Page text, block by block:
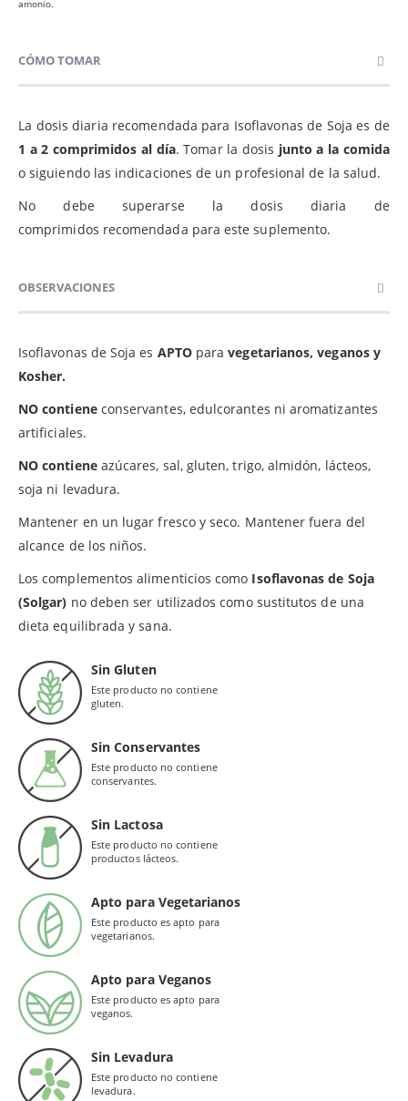
amonio.
CÓMO TOMAR
La dosis diaria recomendada para Isoflavonas de Soja es de
1 a 2 comprimidos al día. Tomar la dosis junto a la comida
o siguiendo las indicaciones de un profesional de la salud.
No debe superarse la dosis diaria de
comprimidos recomendada para este suplemento.
OBSERVACIONES
Isoflavonas de Soja es APTO paravegetarianos, veganos y
Kosher.
NO contieneconservantes, edulcorantes ni aromatizantes
artificiales.
NO contieneazúcares, sal, gluten, trigo, almidón, lácteos,
soja ni levadura.
Mantener en un lugar fresco y seco. Mantener fuera del
alcance de los niños.
Los complementos alimenticios como Isoflavonas de Soja
(Solgar) no deben ser utilizados como sustitutos de una
dieta equilibrada y sana.
Sin Gluten
Este producto no contiene
gluten.
Sin Conservantes
Este producto no contiene
conservantes.
Sin Lactosa
Este producto no contiene
productos lácteos.
Apto para Vegetarianos
Este producto es apto para
vegetarianos.
Apto para Veganos
Este producto es apto para
veganos.
Sin Levadura
Este producto no contiene
levadura.